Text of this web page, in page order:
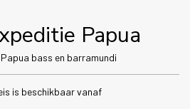
Papua
bass en barramundi
is beschikbaar vanaf